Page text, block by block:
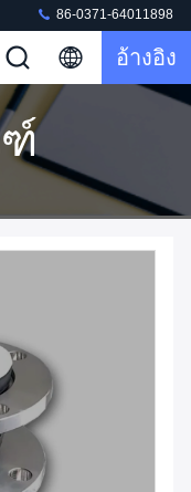
86-0371-64011898
อ้างอิง